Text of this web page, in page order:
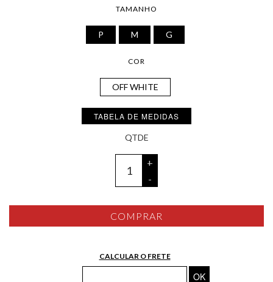
TAMANHO
P M G
COR
OFF WHITE
TABELA DE MEDIDAS
+
-
COMPRAR
CALCULAR O FRETE